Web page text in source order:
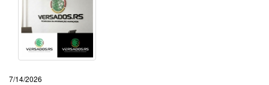
7/14/2026